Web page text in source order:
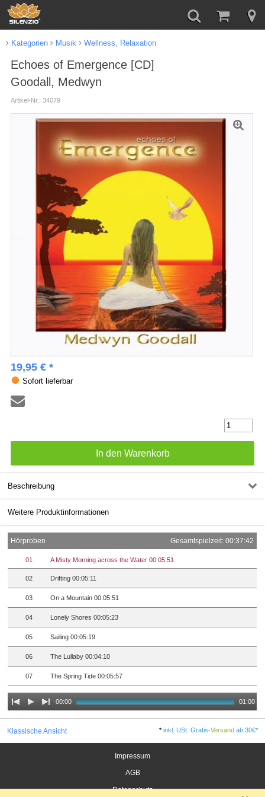
Kategorien Musik Wellness, Relaxation
Echoes of Emergence [CD]
Goodall, Medwyn
Artikel-Nr.: 34079
19,95 € *
Sofort lieferbar
Beschreibung
Weitere Produktinformationen
Hörproben Gesamtspielzeit: 00:37:42
01 A Misty Morning across the Water 00:05:51
02 Drifting 00:05:11
03 On a Mountain 00:05:51
04 Lonely Shores 00:05:23
05 Sailing 00:05:19
06 The Lullaby 00:04:10
07 The Spring Tide 00:05:57
00:00 01:00
Klassische Ansicht *inkl. USt. Gratis-Versand ab 30€*
Impressum
AGB
Datenschutz